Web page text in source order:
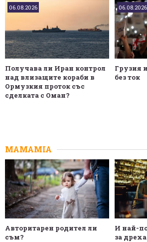
06.08.2026
Получава ли Иран контрол
над влизащите кораби в
Ормузкия проток със
сделката с Оман?
06.08.2026
Грузия
без ток
MAMAMIA
Авторитарен родител ли
съм?
И най-
за